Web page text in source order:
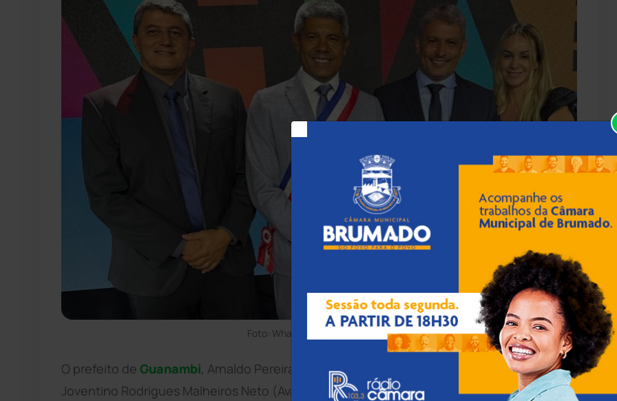
Foto: WhatsApp/Achei Sudoeste
O prefeito de Guanambi, Arnaldo Pereira de Azevedo (Avante), o Nal, e o vereador
Joventino Rodrigues Malheiros Neto (Avante), o Neto de Dim, mostraram alinhamento